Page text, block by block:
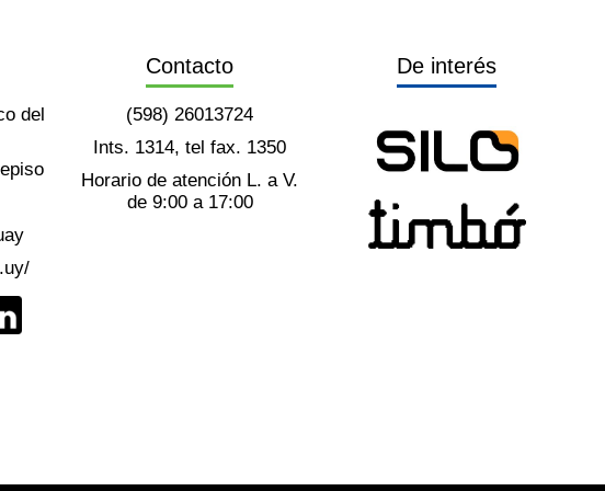
del
Contacto
(598) 26013724
Ints. 1314, tel fax. 1350
Horario de atención L. a V.
de 9:00 a 17:00
De interés